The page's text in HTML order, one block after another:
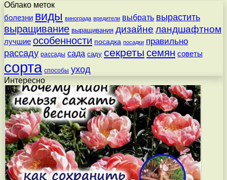
Облако меток
болезни виды винограда вредители выбрать вырастить
выращивание выращивания дизайне ландшафтном
лучшие особенности посадка посадки правильно
рассаду рассады сада саду секреты семян советы
сорта способы уход
Интересно